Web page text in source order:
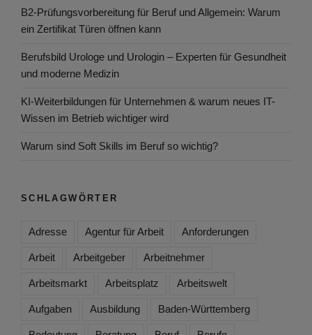
B2-Prüfungsvorbereitung für Beruf und Allgemein: Warum
ein Zertifikat Türen öffnen kann
Berufsbild Urologe und Urologin – Experten für Gesundheit
und moderne Medizin
KI-Weiterbildungen für Unternehmen & warum neues IT-
Wissen im Betrieb wichtiger wird
Warum sind Soft Skills im Beruf so wichtig?
SCHLAGWÖRTER
Adresse Agentur für Arbeit Anforderungen
Arbeit Arbeitgeber Arbeitnehmer
Arbeitsmarkt Arbeitsplatz Arbeitswelt
Aufgaben Ausbildung Baden-Württemberg